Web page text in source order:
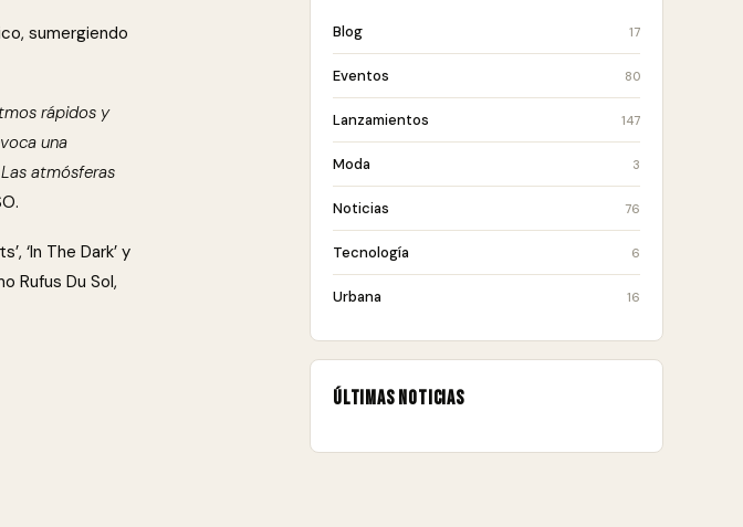
sumergiendo
rápidos y
una
atmósferas
‘In The Dark’ y
Rufus Du Sol,
Blog 17
Eventos 80
Lanzamientos 147
Moda 3
Noticias 76
Tecnología 6
Urbana 16
Últimas noticias